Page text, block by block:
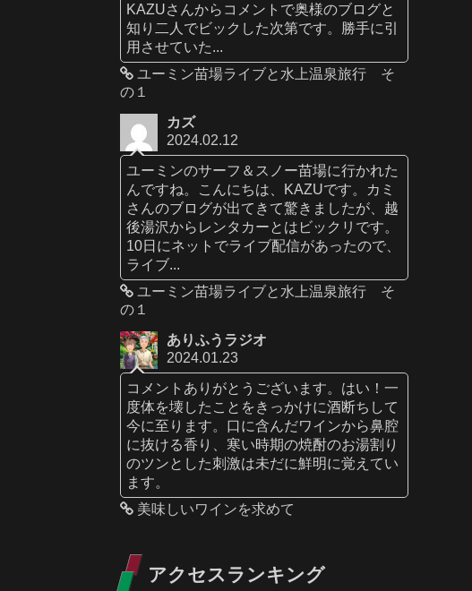
KAZUさんからコメントで奥様のブログと
知り二人でビックした次第です。勝手に引
用させていた...
ユーミン苗場ライブと水上温泉旅行 そ
の１
カズ
2024.02.12
ユーミンのサーフ＆スノー苗場に行かれた
んですね。こんにちは、KAZUです。カミ
さんのブログが出てきて驚きましたが、越
後湯沢からレンタカーとはビックリです。
10日にネットでライブ配信があったので、
ライブ...
ユーミン苗場ライブと水上温泉旅行 そ
の１
ありふうラジオ
2024.01.23
コメントありがとうございます。はい！一
度体を壊したことをきっかけに酒断ちして
今に至ります。口に含んだワインから鼻腔
に抜ける香り、寒い時期の焼酎のお湯割り
のツンとした刺激は未だに鮮明に覚えてい
ます。
美味しいワインを求めて
アクセスランキング